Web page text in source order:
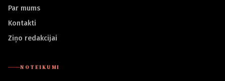
Par mums
Kontakti
Ziņo redakcijai
NOTEIKUMI